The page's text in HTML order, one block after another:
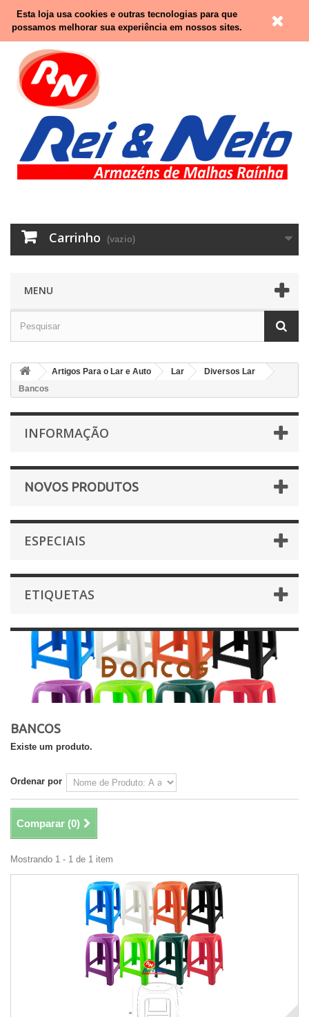
Contacte-nos
Carrinho (vazio)
MENU
Artigos Para o Lar e Auto Lar
Diversos Lar
Bancos
INFORMAÇÃO
NOVOS PRODUTOS
ESPECIAIS
ETIQUETAS
BANCOS
Existe um produto.
Ordenar por
Comparar (0)
Mostrando 1 - 1 de 1 item
Esta loja usa cookies e outras tecnologias para que
possamos melhorar sua experiência em nossos sites.